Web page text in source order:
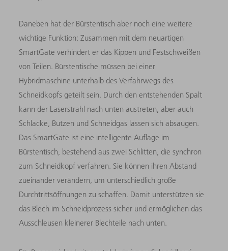
Daneben hat der Bürstentisch aber noch eine weitere
wichtige Funktion: Zusammen mit dem neuartigen
SmartGate verhindert er das Kippen und Festschweißen
von Teilen. Bürstentische müssen bei einer
Hybridmaschine unterhalb des Verfahrwegs des
Schneidkopfs geteilt sein. Durch den entstehenden Spalt
kann der Laserstrahl nach unten austreten, aber auch
Schlacke, Butzen und Schneidgas lassen sich absaugen.
Das SmartGate ist eine intelligente Auflage im
Bürstentisch, bestehend aus zwei Schlitten, die synchron
zum Schneidkopf verfahren. Sie können ihren Abstand
zueinander verändern, um unterschiedlich große
Durchtrittsöffnungen zu schaffen. Damit unterstützen sie
das Blech im Schneidprozess sicher und ermöglichen das
Ausschleusen kleinerer Blechteile nach unten.